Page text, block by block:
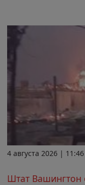
4 августа 2026 | 11:46
Штат Вашингтон